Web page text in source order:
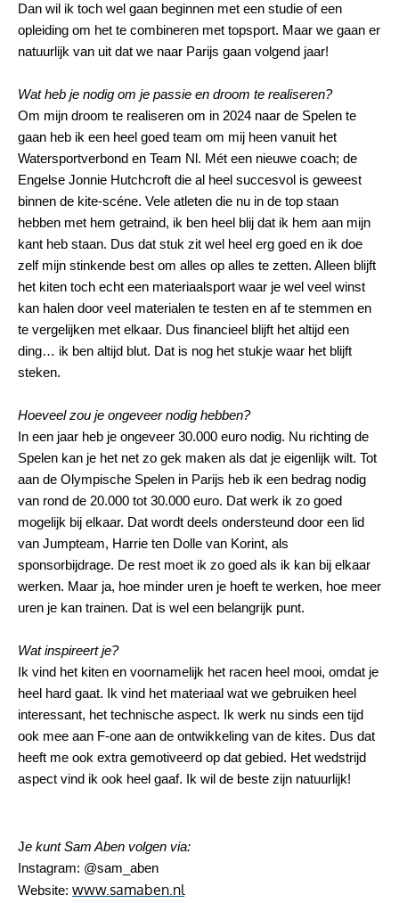
Dan wil ik toch wel gaan beginnen met een studie of een
opleiding om het te combineren met topsport. Maar we gaan er
natuurlijk van uit dat we naar Parijs gaan volgend jaar!
Wat heb je nodig om je passie en droom te realiseren?
Om mijn droom te realiseren om in 2024 naar de Spelen te
gaan heb ik een heel goed team om mij heen vanuit het
Watersportverbond en Team Nl. Mét een nieuwe coach; de
Engelse Jonnie Hutchcroft die al heel succesvol is geweest
binnen de kite-scéne. Vele atleten die nu in de top staan
hebben met hem getraind, ik ben heel blij dat ik hem aan mijn
kant heb staan. Dus dat stuk zit wel heel erg goed en ik doe
zelf mijn stinkende best om alles op alles te zetten. Alleen blijft
het kiten toch echt een materiaalsport waar je wel veel winst
kan halen door veel materialen te testen en af te stemmen en
te vergelijken met elkaar. Dus financieel blijft het altijd een
ding… ik ben altijd blut. Dat is nog het stukje waar het blijft
steken.
Hoeveel zou je ongeveer nodig hebben?
In een jaar heb je ongeveer 30.000 euro nodig. Nu richting de
Spelen kan je het net zo gek maken als dat je eigenlijk wilt. Tot
aan de Olympische Spelen in Parijs heb ik een bedrag nodig
van rond de 20.000 tot 30.000 euro. Dat werk ik zo goed
mogelijk bij elkaar. Dat wordt deels ondersteund door een lid
van Jumpteam, Harrie ten Dolle van Korint, als
sponsorbijdrage. De rest moet ik zo goed als ik kan bij elkaar
werken. Maar ja, hoe minder uren je hoeft te werken, hoe meer
uren je kan trainen. Dat is wel een belangrijk punt.
Wat inspireert je?
Ik vind het kiten en voornamelijk het racen heel mooi, omdat je
heel hard gaat. Ik vind het materiaal wat we gebruiken heel
interessant, het technische aspect. Ik werk nu sinds een tijd
ook mee aan F-one aan de ontwikkeling van de kites. Dus dat
heeft me ook extra gemotiveerd op dat gebied. Het wedstrijd
aspect vind ik ook heel gaaf. Ik wil de beste zijn natuurlijk!
Je kunt Sam Aben volgen via:
Instagram: @sam_aben
Website: www.samaben.nl